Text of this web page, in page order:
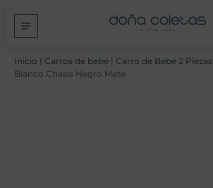
Inicio | Carros de bebé | Carro de Bebé 2 Piezas
Blanco Chasis Negro Mate